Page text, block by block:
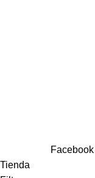
Facebook
Tienda